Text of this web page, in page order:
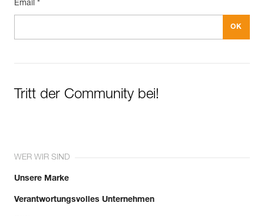
Email *
Tritt der Community bei!
WER WIR SIND
Unsere Marke
Verantwortungsvolles Unternehmen